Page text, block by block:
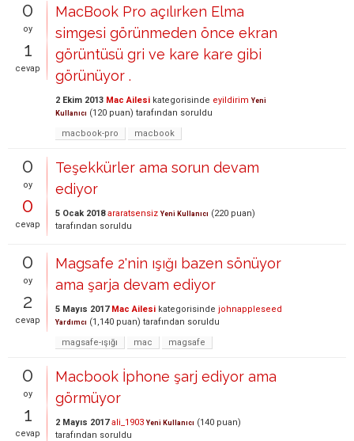
0
oy
1
cevap
MacBook Pro açılırken Elma
simgesi görünmeden önce ekran
görüntüsü gri ve kare kare gibi
görünüyor .
2 Ekim 2013 Mac Ailesi kategorisinde eyildirim Yeni
Kullanıcı (120 puan) tarafından soruldu
macbook-pro
macbook
0
oy
0
cevap
Teşekkürler ama sorun devam
ediyor
5 Ocak 2018 araratsensiz Yeni Kullanıcı (220 puan)
tarafından soruldu
0
oy
2
cevap
Magsafe 2'nin ışığı bazen sönüyor
ama şarja devam ediyor
5 Mayıs 2017 Mac Ailesi kategorisinde johnappleseed
Yardımcı (1,140 puan) tarafından soruldu
magsafe-ışığı
mac magsafe
0
oy
1
cevap
Macbook İphone şarj ediyor ama
görmüyor
2 Mayıs 2017 ali_1903 Yeni Kullanıcı (140 puan)
tarafından soruldu